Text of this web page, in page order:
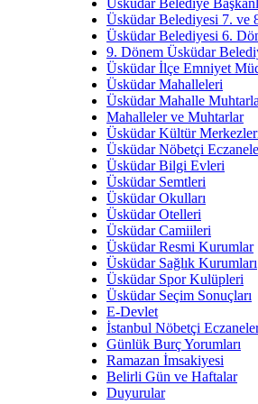
İmar Sorunlarının Genel
Arakan
Bayramın
Ruhsal
Üsküdar
Üsküdar Belediye
Üsküdar Belediyesi 7. ve
Üsküdar Belediyesi 6.
9. Dönem Üsküdar
Üsküdar İlçe Emniyet
Üsküdar Mahalleleri
Üsküdar Mahalle
Mahalleler ve Muhtarlar
Üsküdar Kültür
Üsküdar Nöbetçi
Üsküdar Bilgi Evleri
Üsküdar Semtleri
Üsküdar Okulları
Üsküdar Otelleri
Üsküdar Camiileri
Üsküdar Resmi Kurumlar
Üsküdar Sağlık Kurumları
Üsküdar Spor Kulüpleri
Üsküdar Seçim Sonuçları
E-Devlet
İstanbul Nöbetçi
Günlük Burç Yorumları
Ramazan İmsakiyesi
Belirli Gün ve Haftalar
Duyurular